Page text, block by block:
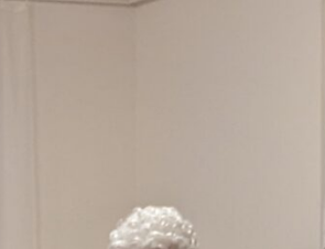
der Begeisterung
Fachkräfte oder
Vereins
die Liebe zum Theater, die
wie möglich geteilt